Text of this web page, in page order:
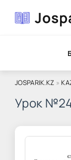
JOSPARIK.KZ »
Урок №24